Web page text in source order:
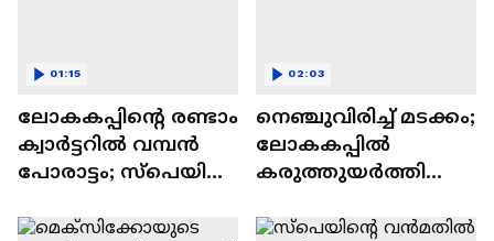
ലോകകപ്പിൻ്റെ രണ്ടാം
ക്വാർട്ടറിൽ വമ്പൻ
പോരാട്ടം; സ്പെയിൻ
നേരിടും | Spain |
01:15
നെഞ്ചുവിരിച്ച് മടക്കം;
ലോകകപ്പിൽ
കരുത്തുയർത്തി
02:03